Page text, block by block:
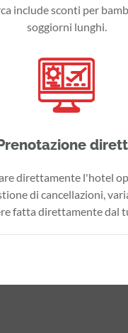
include sconti per
soggiorni lunghi.
direttamente l'hotel
di cancellazioni,
fatta direttamente dal